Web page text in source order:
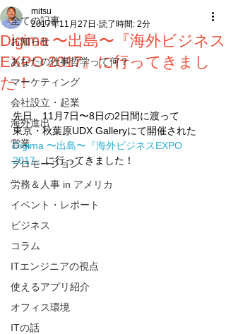
全ての記事
お知らせ
あなたの仕事哲学って何？
マーケティング
会社設立・起業
海外進出
営業
プロモーション
労務＆人事 in アメリカ
イベント・レポート
ビジネス
コラム
ITエンジニアの視点
使えるアプリ紹介
オフィス環境
ITの話
Digima 〜出島〜『海外ビジネス
EXPO 2017』に行ってきまし
た！
mitsu
2017年11月27日 読了時間: 2分
先日、11月7日〜8日の2日間に渡って
東京・秋葉原UDX Galleryにて開催された
Digima 〜出島〜『海外ビジネスEXPO
2017』 に行ってきました！